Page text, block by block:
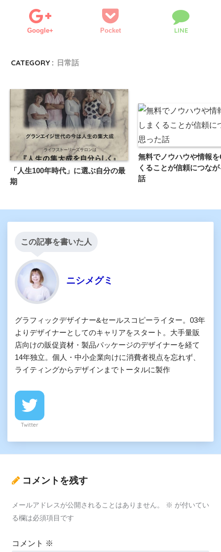
Google+ Pocket LINE
CATEGORY : 日常話
「人生100年時代」に選ぶ自分の最
期
無料でノウハウや情報
くることが信頼につな
話
この記事を書いた人
ニシメグミ
グラフィックデザイナー&セールスコピーライター。03年
よりデザイナーとしてのキャリアをスタート。大手量販
店向けの販促資材・製品パッケージのデザイナーを経て
14年独立。個人・中小企業向けに消費者視点を忘れず、
ライティングからデザインまでトータルに製作
Twitter
コメントを残す
メールアドレスが公開されることはありません。 ※ が付いてい
る欄は必須項目です
コメント ※